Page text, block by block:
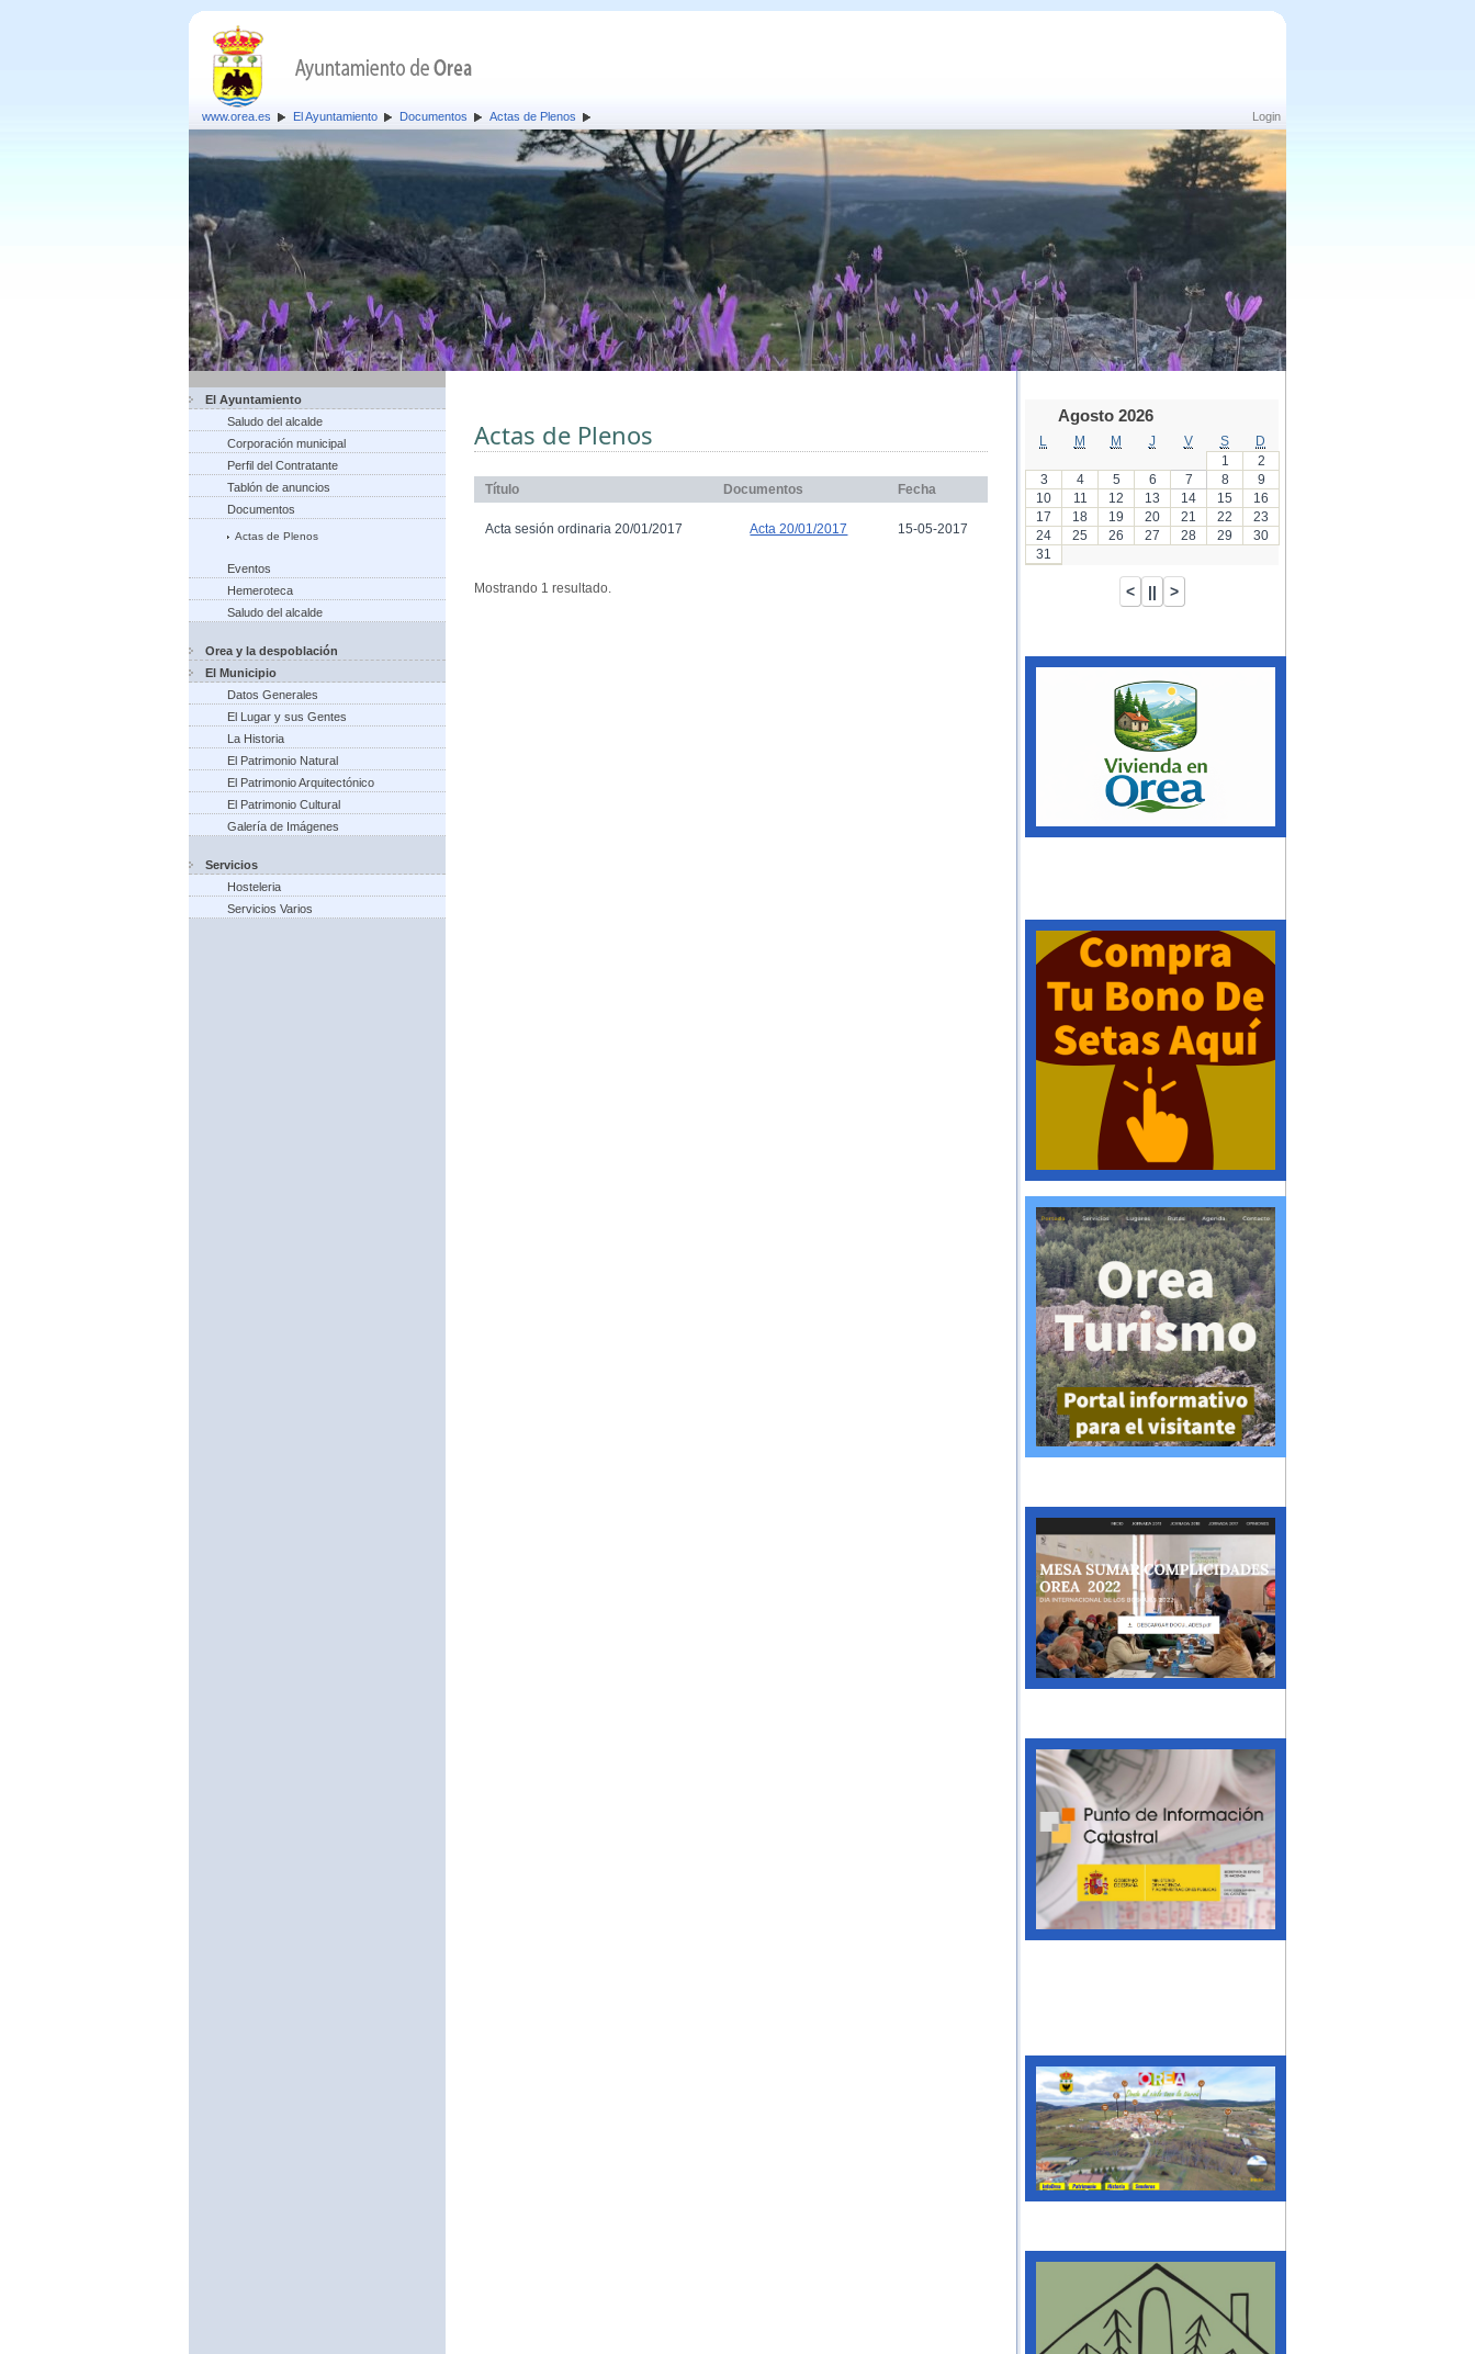
Login
www.orea.es El Ayuntamiento Documentos Actas de Plenos
El Ayuntamiento
Saludo del alcalde
Corporación municipal
Perfil del Contratante
Tablón de anuncios
Documentos
Actas de Plenos
Eventos
Hemeroteca
Saludo del alcalde
Orea y la despoblación
El Municipio
Datos Generales
El Lugar y sus Gentes
La Historia
El Patrimonio Natural
El Patrimonio Arquitectónico
El Patrimonio Cultural
Galería de Imágenes
Servicios
Hosteleria
Servicios Varios
Actas de Plenos
Título Documentos Fecha
Acta sesión ordinaria 20/01/2017 Acta 20/01/2017 15-05-2017
Mostrando 1 resultado.
Agosto 2026
M M J V S
D
1
2
3
4 5 6 7 8
9
10
11 12 13 14 15
16
17
18 19 20 21 22
23
24
25 26 27 28 29
30
31